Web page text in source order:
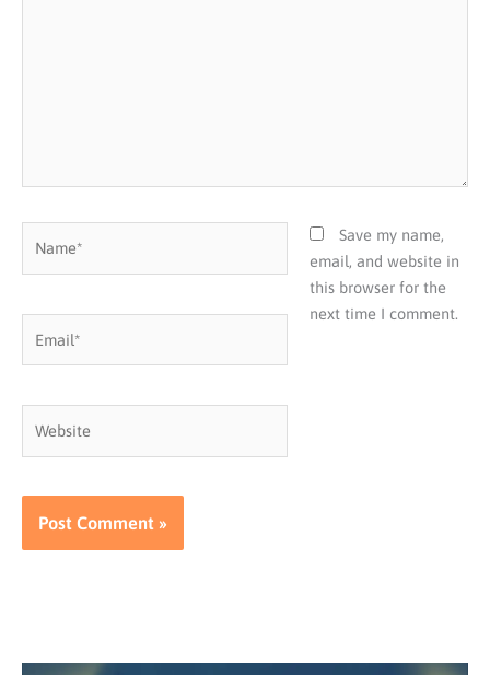
Save my name,
email, and website in
this browser for the
next time I comment.